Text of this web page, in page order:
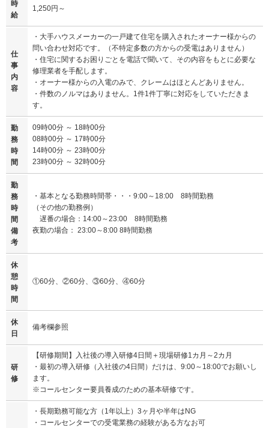
時
給
1,250円～
仕
事
内
容
・大手ハウスメーカーの一戸建て住宅を購入されたオーナー様からの
問い合わせ対応です。（不特定多数の方からの受電はありません）
・住宅に関するお困りごとを電話で聞いて、その内容をもとに必要な
修理業者を手配します。
・オーナー様からの入電のみで、クレームはほとんどありません。
・件数のノルマはありません。1件1件丁寧に対応をしていただきま
す。
勤
務
時
間
09時00分 ～ 18時00分
08時00分 ～ 17時00分
14時00分 ～ 23時00分
23時00分 ～ 32時00分
勤
務
時
間
備
考
・基本となる勤務時間帯・・・9:00～18:00 8時間勤務
（その他の勤務例）
遅番の場合：14:00～23:00 8時間勤務
夜勤の場合： 23:00～8:00 8時間勤務
休
憩
時
間
①60分、②60分、③60分、④60分
休
日
備考欄参照
研
修
【研修期間】入社後の導入研修4日間＋現場研修1カ月～2カ月
・最初の導入研修（入社後の4日間）だけは、9:00～18:00でお願いし
ます。
※コールセンター要員養成のための基本研修です。
・長期勤務可能な方（1年以上）3ヶ月や半年はNG
・コールセンターでの受電業務の経験がある方なお可